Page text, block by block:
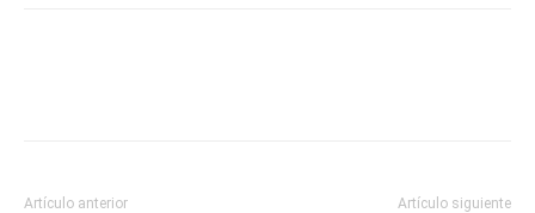
Artículo anterior Artículo siguiente